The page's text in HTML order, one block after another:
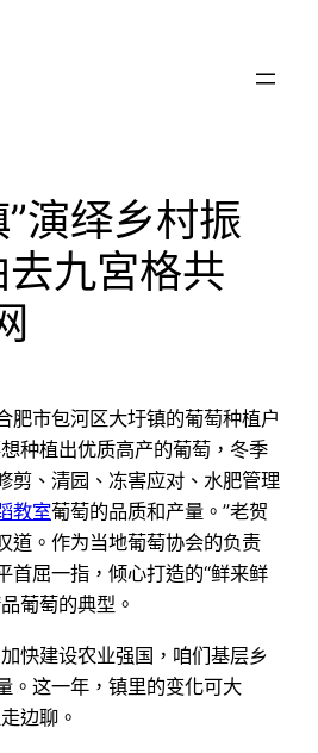
演绎乡村振
去九宮格共
肥市包河区大圩镇的葡萄种植户
种植出优质高产的葡萄，冬季
剪、清园、冻害应对、水肥管理
教室葡萄的品质和产量。”老贺
道。作为当地葡萄协会的负责
首屈一指，倾心打造的“鲜来鲜
葡萄的典型。
快建设农业强国，咱们基层乡
。这一年，镇里的变化可大
边聊。